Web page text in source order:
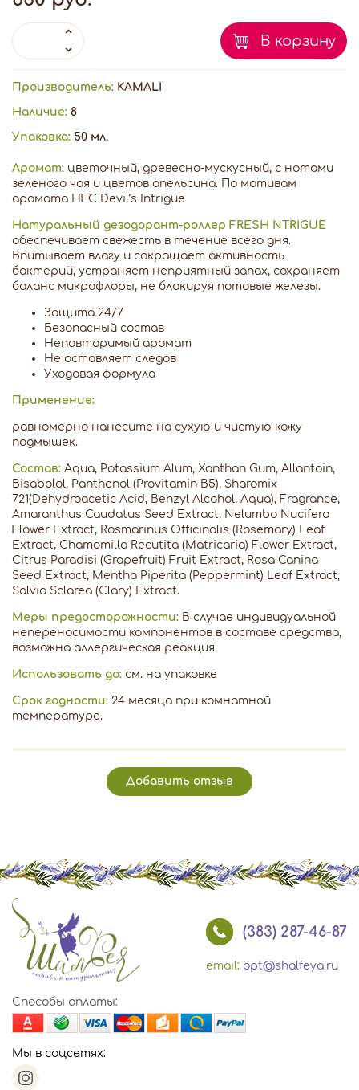
В корзину
Производитель: KAMALI
Наличие: 8
Упаковка: 50 мл.
Аромат: цветочный, древесно-мускусный, с нотами
зеленого чая и цветов апельсина. По мотивам
аромата HFC Devil’s Intrigue
Натуральный дезодорант-роллер FRESH NTRIGUE
обеспечивает свежесть в течение всего дня.
Впитывает влагу и сокращает активность
бактерий, устраняет неприятный запах, сохраняет
баланс микрофлоры, не блокируя потовые железы.
Защита 24/7
Безопасный состав
Неповторимый аромат
Не оставляет следов
Уходовая формула
Применение:
равномерно нанесите на сухую и чистую кожу
подмышек.
Состав: Aqua, Potassium Alum, Xanthan Gum, Allantoin,
Bisabolol, Panthenol (Provitamin B5), Sharomix
721(Dehydroacetic Acid, Benzyl Alcohol, Aqua), Fragrance,
Amaranthus Caudatus Seed Extract, Nelumbo Nucifera
Flower Extract, Rosmarinus Officinalis (Rosemary) Leaf
Extract, Chamomilla Recutita (Matricaria) Flower Extract,
Citrus Paradisi (Grapefruit) Fruit Extract, Rosa Canina
Seed Extract, Mentha Piperita (Peppermint) Leaf Extract,
Salvia Sclarea (Clary) Extract.
Меры предосторожности: В случае индивидуальной
непереносимости компонентов в составе средства,
возможна аллергическая реакция.
Использовать до: см. на упаковке
Срок годности: 24 месяца при комнатной
температуре.
Добавить отзыв
(383) 287-46-87
email: opt@shalfeya.ru
Способы оплаты:
Мы в соцсетях: